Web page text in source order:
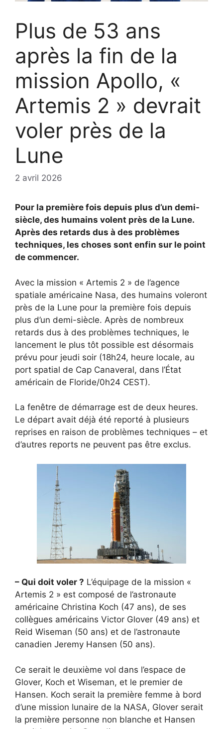
Plus de 53 ans
après la fin de la
mission Apollo, «
Artemis 2 » devrait
voler près de la
Lune
2 avril 2026
Pour la première fois depuis plus d’un demi-
siècle, des humains volent près de la Lune.
Après des retards dus à des problèmes
techniques, les choses sont enfin sur le point
de commencer.
Avec la mission « Artemis 2 » de l’agence
spatiale américaine Nasa, des humains voleront
près de la Lune pour la première fois depuis
plus d’un demi-siècle. Après de nombreux
retards dus à des problèmes techniques, le
lancement le plus tôt possible est désormais
prévu pour jeudi soir (18h24, heure locale, au
port spatial de Cap Canaveral, dans l’État
américain de Floride/0h24 CEST).
La fenêtre de démarrage est de deux heures.
Le départ avait déjà été reporté à plusieurs
reprises en raison de problèmes techniques – et
d’autres reports ne peuvent pas être exclus.
– Qui doit voler ? L’équipage de la mission «
Artemis 2 » est composé de l’astronaute
américaine Christina Koch (47 ans), de ses
collègues américains Victor Glover (49 ans) et
Reid Wiseman (50 ans) et de l’astronaute
canadien Jeremy Hansen (50 ans).
Ce serait le deuxième vol dans l’espace de
Glover, Koch et Wiseman, et le premier de
Hansen. Koch serait la première femme à bord
d’une mission lunaire de la NASA, Glover serait
la première personne non blanche et Hansen